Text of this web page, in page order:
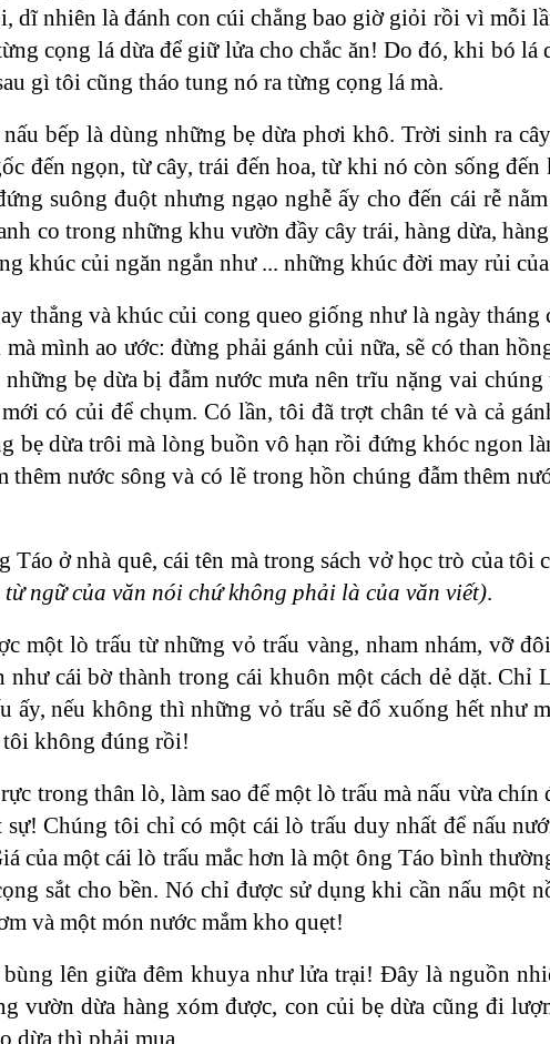
nhiên là đánh con cúi chẳng bao giờ giỏi rồi vì mỗi
cọng lá dừa để giữ lửa cho chắc ăn! Do đó, khi bó lá
gì tôi cũng tháo tung nó ra từng cọng lá mà.
bếp là dùng những bẹ dừa phơi khô. Trời sinh ra
đến ngọn, từ cây, trái đến hoa, từ khi nó còn sống
suông đuột nhưng ngạo nghễ ấy cho đến cái rễ
co trong những khu vườn đầy cây trái, hàng dừa,
khúc củi ngăn ngắn như ... những khúc đời may rủi
thẳng và khúc củi cong queo giống như là ngày
mình ao ước: đừng phải gánh củi nữa, sẽ có than
bẹ dừa bị đẫm nước mưa nên trĩu nặng vai
có củi để chụm. Có lần, tôi đã trợt chân té và cả
bẹ dừa trôi mà lòng buồn vô hạn rồi đứng khóc ngon
nước sông và có lẽ trong hồn chúng đẫm thêm
Táo ở nhà quê, cái tên mà trong sách vở học trò của tôi
ngữ của văn nói chứ không phải là của văn viết).
một lò trấu từ những vỏ trấu vàng, nham nhám, vỡ
như cái bờ thành trong cái khuôn một cách dẻ dặt.
nếu không thì những vỏ trấu sẽ đổ xuống hết như
không đúng rồi!
trong thân lò, làm sao để một lò trấu mà nấu vừa
Chúng tôi chỉ có một cái lò trấu duy nhất để nấu
của một cái lò trấu mắc hơn là một ông Táo bình
sắt cho bền. Nó chỉ được sử dụng khi cần nấu một
và một món nước mắm kho quẹt!
bùng lên giữa đêm khuya như lửa trại! Đây là nguồn
vườn dừa hàng xóm được, con củi bẹ dừa cũng đi
dừa thì phải mua.